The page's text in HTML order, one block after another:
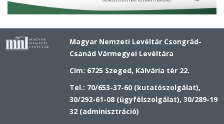
Magyar Nemzeti Levéltár Csongrád-
Csanád Vármegyei Levéltára
Cím: 6725 Szeged, Kálvária tér 22.
Tel.: 70/653-37-60 (kutatószolgálat),
30/292-61-08 (ügyfélszolgálat), 30/289-19
32 (adminisztráció)